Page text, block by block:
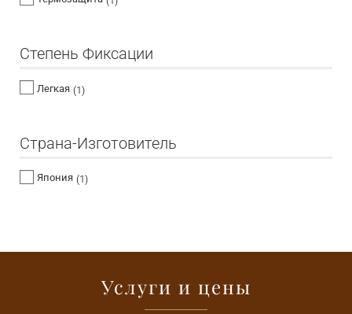
Степень Фиксации
Легкая (1)
Страна-Изготовитель
Япония (1)
Услуги и цены